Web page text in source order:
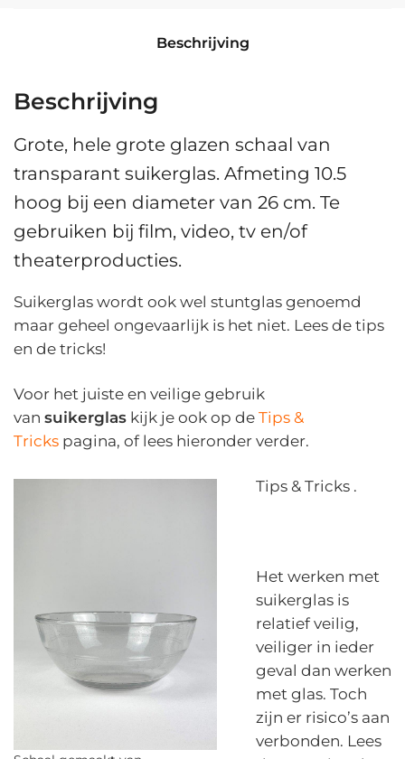
26
cm.
Beschrijving
Beschrijving
Grote, hele grote glazen schaal van
transparant suikerglas. Afmeting 10.5
hoog bij een diameter van 26 cm. Te
gebruiken bij film, video, tv en/of
theaterproducties.
Suikerglas wordt ook wel stuntglas genoemd
maar geheel ongevaarlijk is het niet. Lees de tips
en de tricks!
Voor het juiste en veilige gebruik
van suikerglas kijk je ook op de Tips &
Tricks pagina, of lees hieronder verder.
Tips & Tricks .
Het werken met
suikerglas is
relatief veilig,
veiliger in ieder
geval dan werken
met glas. Toch
zijn er risico’s aan
verbonden. Lees